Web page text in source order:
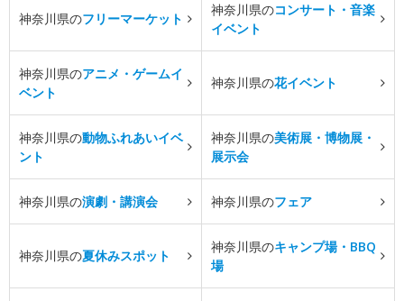
神奈川県のフリーマーケット
神奈川県のコンサート・音楽
イベント
神奈川県のアニメ・ゲームイ
ベント
神奈川県の花イベント
神奈川県の動物ふれあいイベ
ント
神奈川県の美術展・博物展・
展示会
神奈川県の演劇・講演会 神奈川県のフェア
神奈川県の夏休みスポット
神奈川県のキャンプ場・BBQ
場